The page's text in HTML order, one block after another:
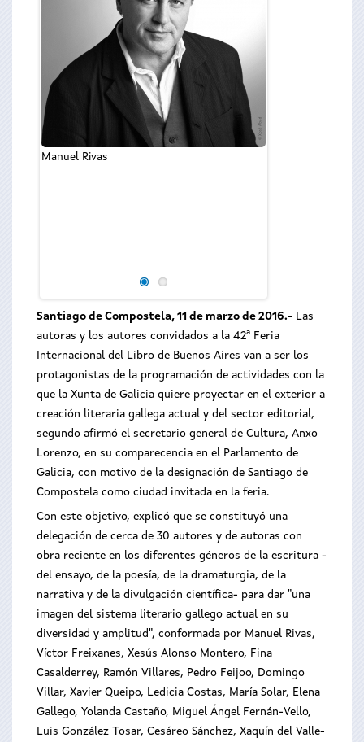
Manuel Rivas
Santiago de Compostela, 11 de marzo de 2016.- Las
autoras y los autores convidados a la 42ª Feria
Internacional del Libro de Buenos Aires van a ser los
protagonistas de la programación de actividades con la
que la Xunta de Galicia quiere proyectar en el exterior a
creación literaria gallega actual y del sector editorial,
segundo afirmó el secretario general de Cultura, Anxo
Lorenzo, en su comparecencia en el Parlamento de
Galicia, con motivo de la designación de Santiago de
Compostela como ciudad invitada en la feria.
Con este objetivo, explicó que se constituyó una
delegación de cerca de 30 autores y de autoras con
obra reciente en los diferentes géneros de la escritura -
del ensayo, de la poesía, de la dramaturgia, de la
narrativa y de la divulgación científica- para dar "una
imagen del sistema literario gallego actual en su
diversidad y amplitud", conformada por Manuel Rivas,
Víctor Freixanes, Xesús Alonso Montero, Fina
Casalderrey, Ramón Villares, Pedro Feijoo, Domingo
Villar, Xavier Queipo, Ledicia Costas, María Solar, Elena
Gallego, Yolanda Castaño, Miguel Ángel Fernán-Vello,
Luis González Tosar, Cesáreo Sánchez, Xaquín del Valle-